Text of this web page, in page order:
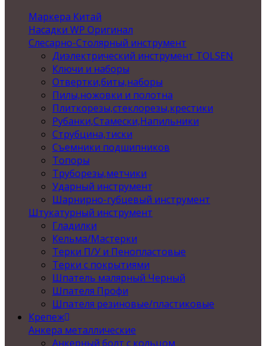
Маркера Китай
Насадки WP Оригинал
Слесарно-Столярный инструмент
Диэлектрический инструмент TOLSEN
Ключи и наборы
Отвертки,биты,наборы
Пилы,ножовки и полотна
Плиткорезы,стеклорезы,крестики
Рубанки,Стамески,Напильники
Струбцина,тиски
Съемники подшипников
Топоры
Труборезы,метчики
Ударный инструмент
Шарнирно-губцевый инструмент
Штукатурный инструмент
Гладилки
Кельма/Мастерки
Терки П/У и Пенопластовые
Терки с покрытиями
Шпатель малярный Черный
Шпателя Профи
Шпателя резиновые/пластиковые
Крепеж
Анкера металлические
Анкерный болт с кольцом